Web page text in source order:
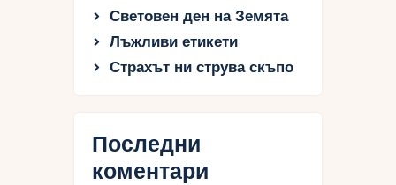
Световен ден на Земята
Лъжливи етикети
Страхът ни струва скъпо
Последни
коментари